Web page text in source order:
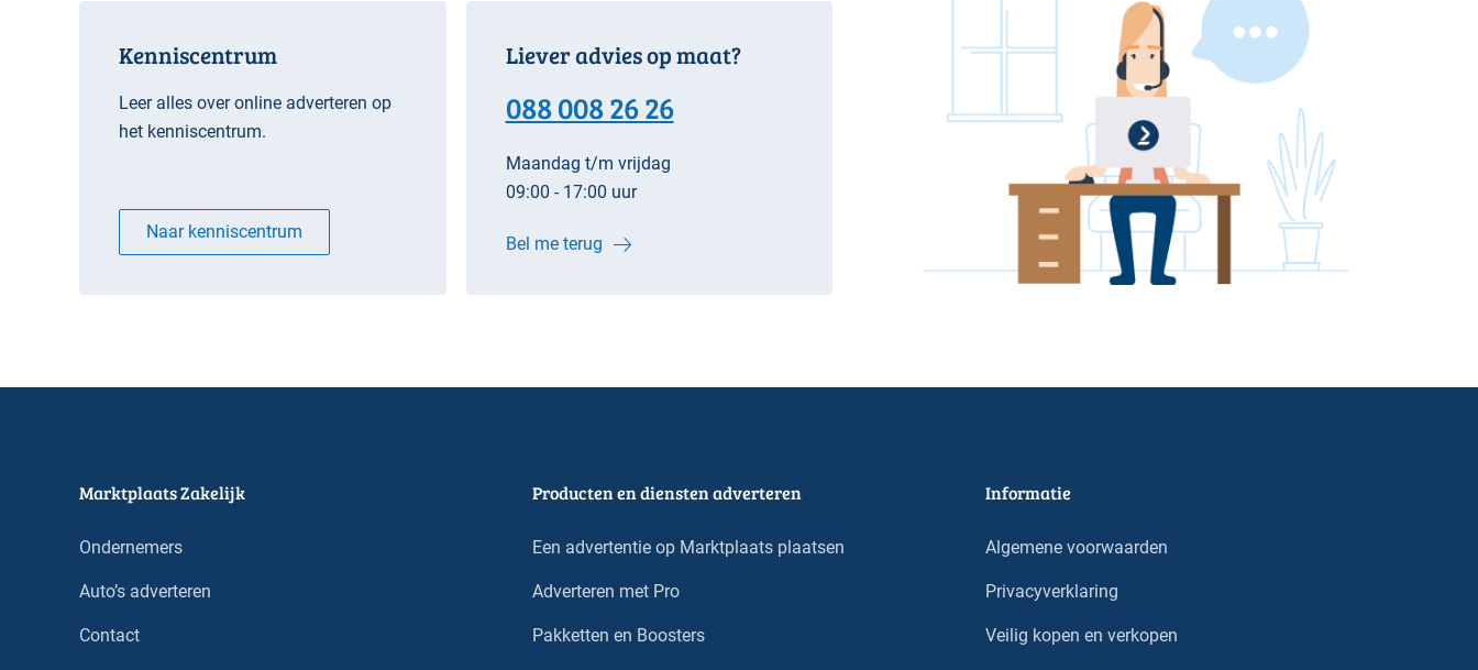
Kenniscentrum
Leer alles over online adverteren op
het kenniscentrum.
Naar kenniscentrum
Liever advies op maat?
088 008 26 26
Maandag t/m vrijdag
09:00 - 17:00 uur
Bel me terug
Marktplaats Zakelijk
Ondernemers
Auto’s adverteren
Contact
Producten en diensten adverteren
Een advertentie op Marktplaats plaatsen
Adverteren met Pro
Pakketten en Boosters
Informatie
Algemene voorwaarden
Privacyverklaring
Veilig kopen en verkopen